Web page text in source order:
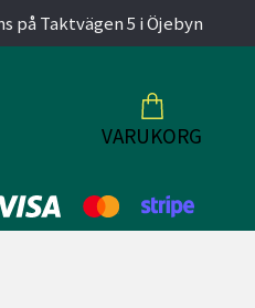
på Taktvägen 5 i Öjebyn
VARUKORG